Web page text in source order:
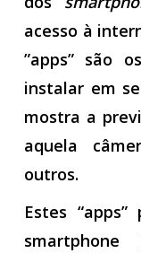
acesso à
”apps” são
instalar em
mostra a
aquela
outros.
Estes